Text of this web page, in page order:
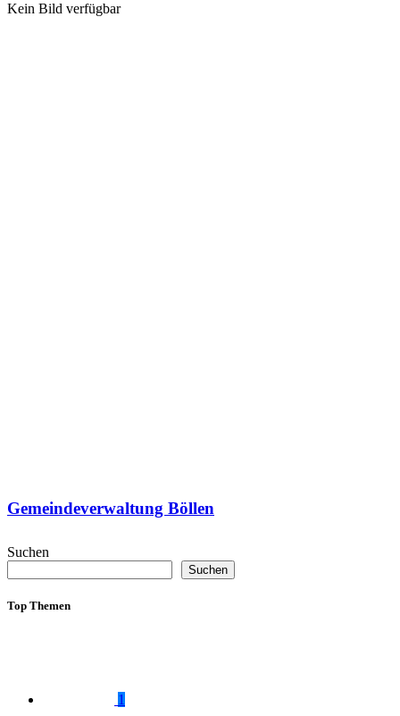
Kein Bild verfügbar
Gemeindeverwaltung Böllen
Suchen
Suchen
Top Themen
1